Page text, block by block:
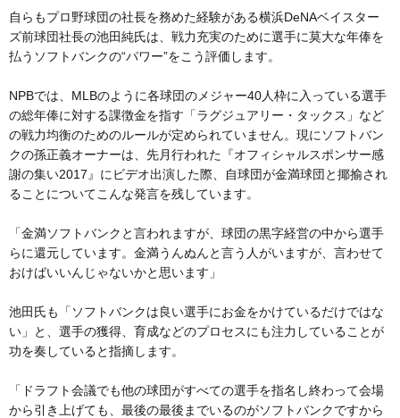
自らもプロ野球団の社長を務めた経験がある横浜DeNAベイスター
ズ前球団社長の池田純氏は、戦力充実のために選手に莫大な年俸を
払うソフトバンクの“パワー”をこう評価します。
NPBでは、MLBのように各球団のメジャー40人枠に入っている選手
の総年俸に対する課徴金を指す「ラグジュアリー・タックス」など
の戦力均衡のためのルールが定められていません。現にソフトバン
クの孫正義オーナーは、先月行われた『オフィシャルスポンサー感
謝の集い2017』にビデオ出演した際、自球団が金満球団と揶揄され
ることについてこんな発言を残しています。
「金満ソフトバンクと言われますが、球団の黒字経営の中から選手
らに還元しています。金満うんぬんと言う人がいますが、言わせて
おけばいいんじゃないかと思います」
池田氏も「ソフトバンクは良い選手にお金をかけているだけではな
い」と、選手の獲得、育成などのプロセスにも注力していることが
功を奏していると指摘します。
「ドラフト会議でも他の球団がすべての選手を指名し終わって会場
から引き上げても、最後の最後までいるのがソフトバンクですから